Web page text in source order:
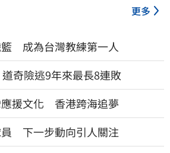
更多
成為台灣教練第一人
奇險逃9年來最長8連敗
援文化 香港跨海追夢
下一步動向引人關注